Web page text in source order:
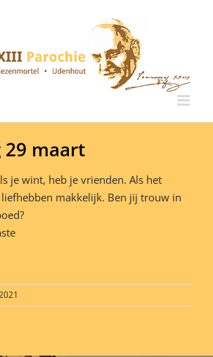
29 maart
je wint, heb je vrienden. Als het
liefhebben makkelijk. Ben jij trouw in